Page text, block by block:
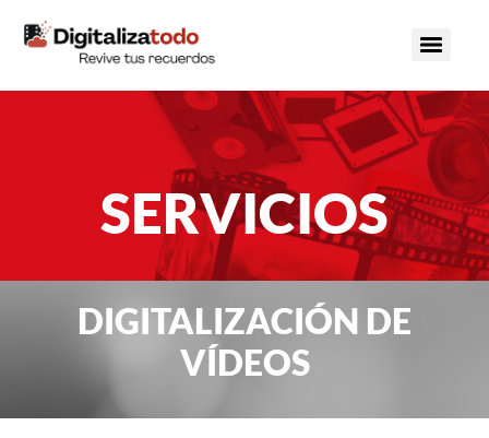
SERVICIOS
DIGITALIZACIÓN DE
VÍDEOS